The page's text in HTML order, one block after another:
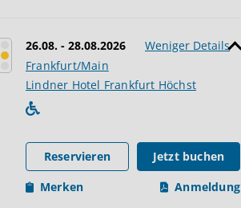
26.08. - 28.08.2026
Frankfurt/Main
Weniger Details
Lindner Hotel Frankfurt Höchst
Reservieren
Jetzt buchen
Merken
Anmeldung